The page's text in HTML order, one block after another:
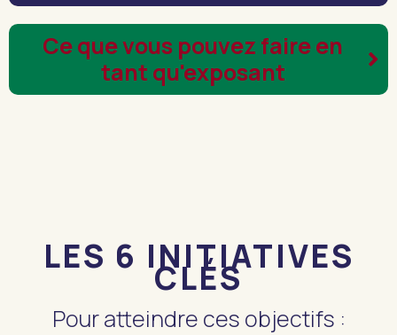
Ce que vous pouvez faire en
tant qu'exposant
LES 6 INITIATIVES
CLÉS
Pour atteindre ces objectifs :